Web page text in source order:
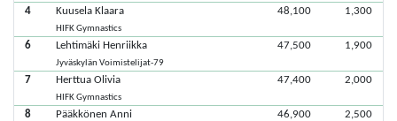
4 Kuusela Klaara
HIFK Gymnastics
48,100 1,300
6 Lehtimäki Henriikka
Jyväskylän Voimistelijat-79
47,500 1,900
7 Herttua Olivia
HIFK Gymnastics
47,400 2,000
8 Pääkkönen Anni 46,900 2,500